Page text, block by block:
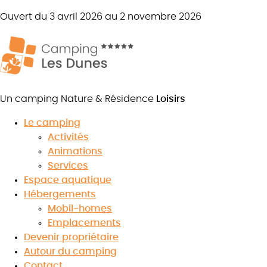
Ouvert du 3 avril 2026 au 2 novembre 2026
Un camping Nature & Résidence Loisirs
Le camping
Activités
Animations
Services
Espace aquatique
Hébergements
Mobil-homes
Emplacements
Devenir propriétaire
Autour du camping
Balades en canoë kayak en
8.5
★
★